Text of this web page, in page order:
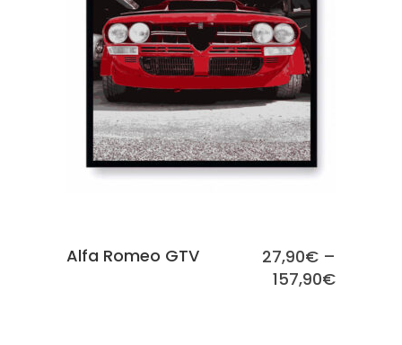
SCEGLI
Alfa Romeo GTV 27,90€ –
157,90€